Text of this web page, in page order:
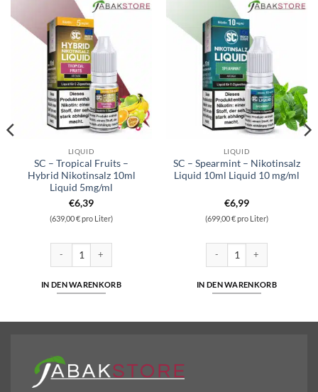
LIQUID
SC – Tropical Fruits –
Hybrid Nikotinsalz 10ml
Liquid 5mg/ml
€6,39
(639,00 € pro Liter)
IN DEN WARENKORB
LIQUID
SC – Spearmint – Nikotinsalz
Liquid 10ml Liquid 10 mg/ml
€6,99
(699,00 € pro Liter)
IN DEN WARENKORB